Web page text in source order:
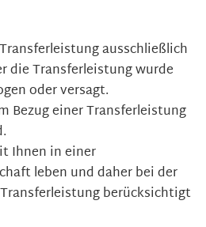
ausschließlich
die Transferleistung wurde
oder versagt.
Bezug einer Transferleistung
Ihnen in einer
leben und daher bei der
berücksichtigt